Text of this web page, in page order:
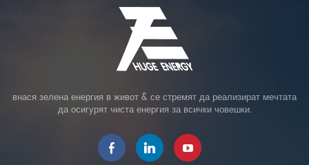
внася зелена енергия в живот & се стремят да реализират мечтата
да осигурят чиста енергия за всички човешки.